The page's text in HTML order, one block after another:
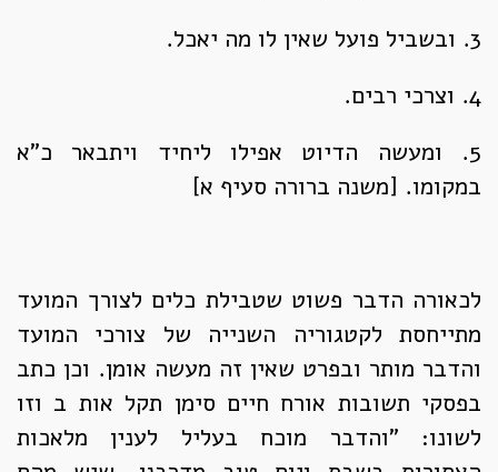
3. ובשביל פועל שאין לו מה יאכל.
4. וצרכי רבים.
5. ומעשה הדיוט אפילו ליחיד ויתבאר כ"א
במקומו. [משנה ברורה סעיף א]
לכאורה הדבר פשוט שטבילת כלים לצורך המועד
מתייחסת לקטגוריה השנייה של צורכי המועד
והדבר מותר ובפרט שאין זה מעשה אומן. וכן כתב
בפסקי תשובות אורח חיים סימן תקל אות ב וזו
לשונו: "והדבר מוכח בעליל לענין מלאכות